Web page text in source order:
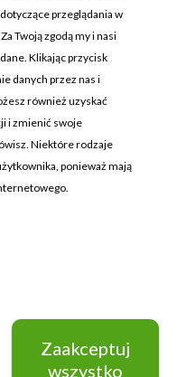
przeglądania w
Twoją zgodą my i nasi
Klikając przycisk
danych przez nas i
również uzyskać
i zmienić swoje
Niektóre rodzaje
ponieważ mają
cookie oraz cookie
cookie wymagane do
i korzystania z jej
Zaakceptuj
wszystko